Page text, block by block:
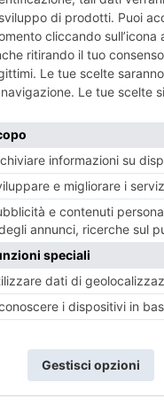
LE
– CICOGNA
CACCIA DI